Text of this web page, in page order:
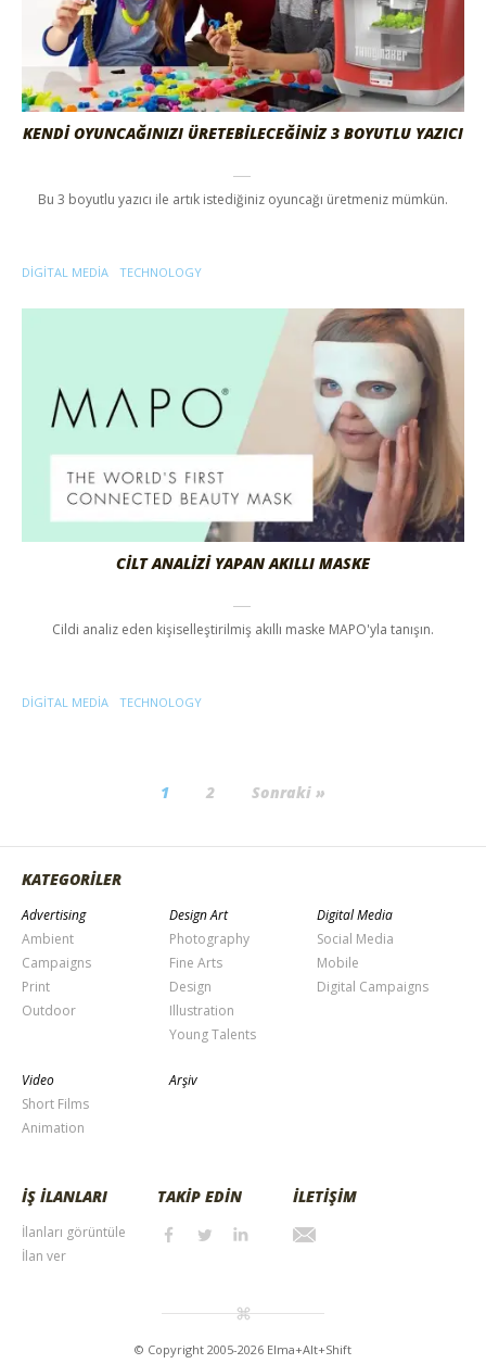
KENDİ OYUNCAĞINIZI ÜRETEBİLECEĞİNİZ 3 BOYUTLU YAZICI
Bu 3 boyutlu yazıcı ile artık istediğiniz oyuncağı üretmeniz mümkün.
DIGITAL MEDIA TECHNOLOGY
CİLT ANALİZİ YAPAN AKILLI MASKE
Cildi analiz eden kişiselleştirilmiş akıllı maske MAPO'yla tanışın.
DIGITAL MEDIA TECHNOLOGY
1 2 Sonraki »
KATEGORİLER
Advertising
Ambient
Campaigns
Print
Outdoor
Design Art
Photography
Fine Arts
Design
Illustration
Young Talents
Digital Media
Social Media
Mobile
Digital Campaigns
Video
Short Films
Animation
Arşiv
İŞ İLANLARI
İlanları görüntüle
İlan ver
TAKİP EDİN İLETİŞİM
© Copyright 2005-2026 Elma+Alt+Shift